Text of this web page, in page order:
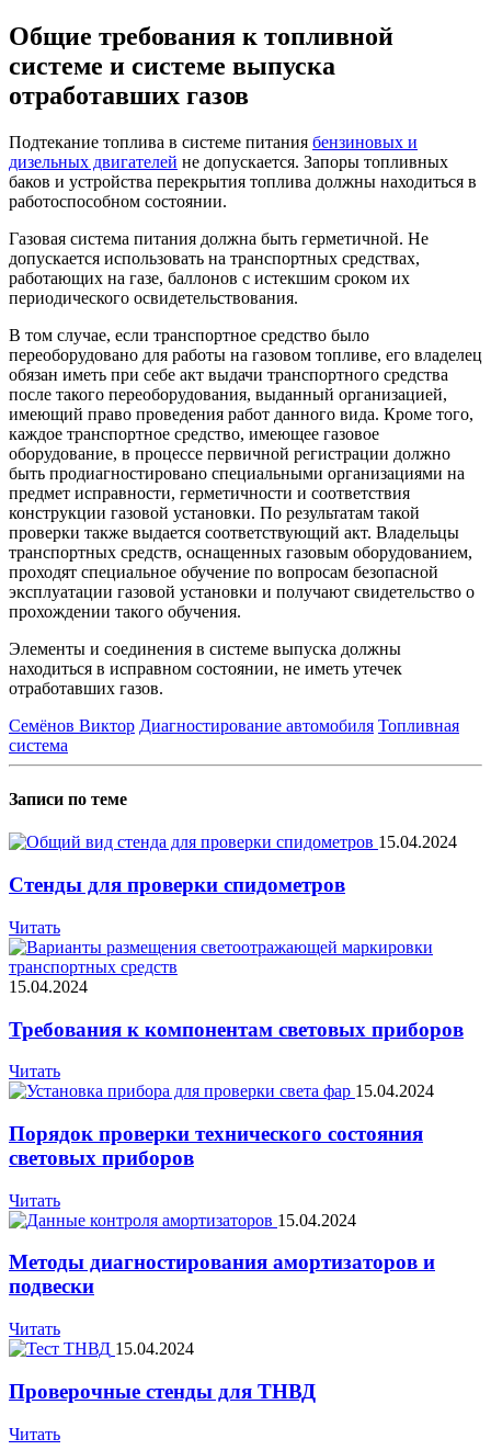
Общие требования к топливной
системе и системе выпуска
отработавших газов
Подтекание топлива в системе питания бензиновых и
дизельных двигателей не допускается. Запоры топливных
баков и устройства перекрытия топлива должны находиться в
работоспособном состоянии.
Газовая система питания должна быть герметичной. Не
допускается использовать на транспортных средствах,
работающих на газе, баллонов с истекшим сроком их
периодического освидетельствования.
В том случае, если транспортное средство было
переоборудовано для работы на газовом топливе, его владелец
обязан иметь при себе акт выдачи транспортного средства
после такого переоборудования, выданный организацией,
имеющий право проведения работ данного вида. Кроме того,
каждое транспортное средство, имеющее газовое
оборудование, в процессе первичной регистрации должно
быть продиагностировано специальными организациями на
предмет исправности, герметичности и соответствия
конструкции газовой установки. По результатам такой
проверки также выдается соответствующий акт. Владельцы
транспортных средств, оснащенных газовым оборудованием,
проходят специальное обучение по вопросам безопасной
эксплуатации газовой установки и получают свидетельство о
прохождении такого обучения.
Элементы и соединения в системе выпуска должны
находиться в исправном состоянии, не иметь утечек
отработавших газов.
Семёнов Виктор Диагностирование автомобиля Топливная
система
Записи по теме
15.04.2024
Стенды для проверки спидометров
Читать
15.04.2024
Требования к компонентам световых приборов
Читать
15.04.2024
Порядок проверки технического состояния
световых приборов
Читать
15.04.2024
Методы диагностирования амортизаторов и
подвески
Читать
15.04.2024
Проверочные стенды для ТНВД
Читать